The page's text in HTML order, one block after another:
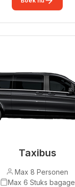
Taxibus
Max 8 Personen
Max 6 Stuks bagage